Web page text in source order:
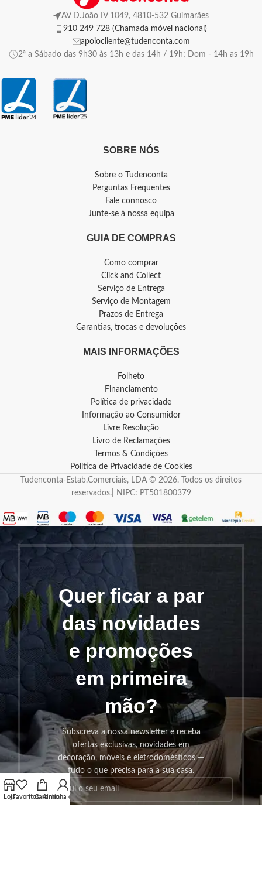
AV D.João IV 1049, 4810-532 Guimarães
910 249 728 (Chamada móvel nacional)
apoiocliente@tudenconta.com
2ª a Sábado das 9h30 às 13h e das 14h / 19h; Dom - 14h as 19h
SOBRE NÓS
Sobre o Tudenconta
Perguntas Frequentes
Fale connosco
Junte-se à nossa equipa
GUIA DE COMPRAS
Como comprar
Click and Collect
Serviço de Entrega
Serviço de Montagem
Prazos de Entrega
Garantias, trocas e devoluções
MAIS INFORMAÇÕES
Folheto
Financiamento
Política de privacidade
Informação ao Consumidor
Livre Resolução
Livro de Reclamações
Termos & Condições
Política de Privacidade de Cookies
Tudenconta-Estab.Comerciais, LDA © 2026. Todos os direitos
reservados.| NIPC: PT501800379
Quer ficar a par
das novidades
e promoções
em primeira
mão?
Subscreva a nossa newsletter e receba
ofertas exclusivas, novidades em
decoração, móveis e eletrodomésticos —
tudo o que precisa para a sua casa.
LojaFavoritosCarrinho
A minha conta